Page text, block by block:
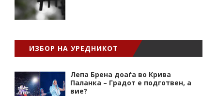
ИЗБОР НА УРЕДНИКОТ
Лепа Брена доаѓа во Крива
Паланка – Градот е подготвен, а
вие?